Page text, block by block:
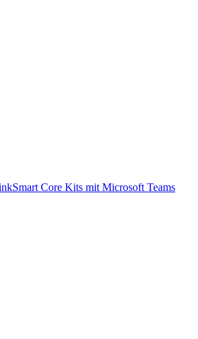
Core Kits mit Microsoft Teams